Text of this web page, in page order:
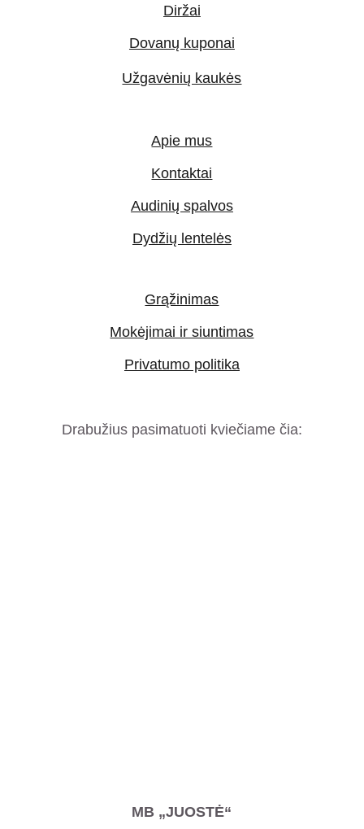
MB „JUOSTĖ“
Mokėjimai ir siuntimas
Apie mus
Grąžinimas
Drabužius pasimatuoti kviečiame čia:
Privatumo politika
Kontaktai
Audinių spalvos
Dydžių lentelės
Dovanų kuponai
Diržai
Užgavėnių kaukės